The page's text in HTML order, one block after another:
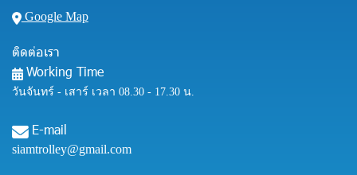
Google Map
ติดต่อเรา
Working Time
วันจันทร์ - เสาร์ เวลา 08.30 - 17.30 น.
E-mail
siamtrolley@gmail.com